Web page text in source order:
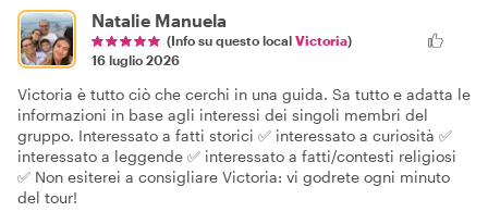
Natalie Manuela
(Info su questo local Victoria)
16 luglio 2026
Victoria è tutto ciò che cerchi in una guida. Sa tutto e adatta le
informazioni in base agli interessi dei singoli membri del
gruppo. Interessato a fatti storici ✅ interessato a curiosità ✅
interessato a leggende ✅ interessato a fatti/contesti religiosi
✅ Non esiterei a consigliare Victoria: vi godrete ogni minuto
del tour!